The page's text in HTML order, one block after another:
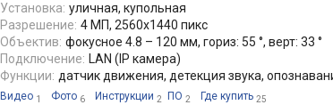
Установка: уличная, купольная
Разрешение: 4 МП, 2560x1440 пикс
Объектив: фокусное 4.8 – 120 мм, гориз: 55 °, верт: 33 °
Подключение: LAN (IP камера)
Функции: датчик движения, детекция звука,
Видео 1 Фото 6 Инструкции 2 ПО 2 Где купить 25